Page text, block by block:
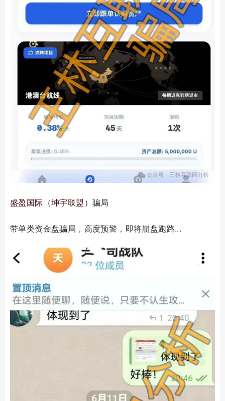
盛盈国际 （坤宇联盟）骗局
带单类资金盘骗局，高度预警，即将崩盘跑路...